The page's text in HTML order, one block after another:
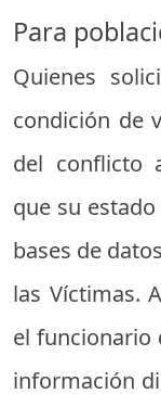
Para
Quienes
condición de
del conflicto
que su
bases de
las Víctimas.
el funcionario
información